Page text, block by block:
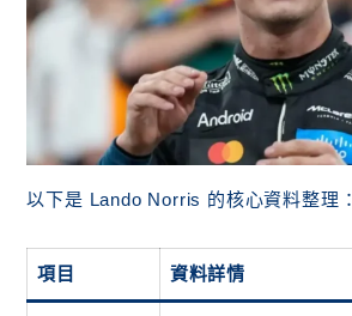
以下是 Lando Norris 的核心資料整理：
項目 資料詳情